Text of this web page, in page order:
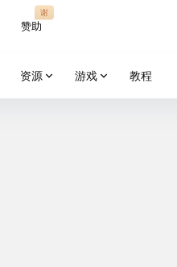
赞助
谢
资源 游戏 教程